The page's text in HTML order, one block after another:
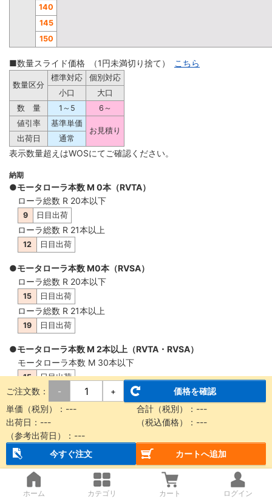
140
145
150
■数量スライド価格 （1円未満切り捨て） こちら
数量区分
標準対応
個別対応
小口
大口
数 量
1～5
6～
値引率
基準単価
お見積り
出荷日
通常
表示数量超えはWOSにてご確認ください。
納期
●モータローラ本数 M 0本（RVTA）
ローラ総数 R 20本以下
9 日目出荷
ローラ総数 R 21本以上
12 日目出荷
●モータローラ本数 M0本（RVSA）
ローラ総数 R 20本以下
15 日目出荷
ローラ総数 R 21本以上
19 日目出荷
●モータローラ本数 M 2本以上（RVTA・RVSA）
モータローラ本数 M 30本以下
15 日目出荷
モータローラ本数 M 31本以上
19 日目出荷
概要・仕様
【納品に関する注意事項】
ご注文数： - +
価格を確認
単価（税別）： --- 合計（税別）： ---
出荷日： --- （税込価格）： ---
（参考出荷日）： ---
今すぐ注文
カートへ追加
ホーム カテゴリ カート ログイン